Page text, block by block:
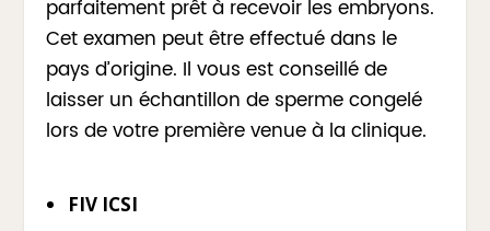
parfaitement prêt à recevoir les embryons.
Cet examen peut être effectué dans le
pays d’origine. Il vous est conseillé de
laisser un échantillon de sperme congelé
lors de votre première venue à la clinique.
FIV ICSI